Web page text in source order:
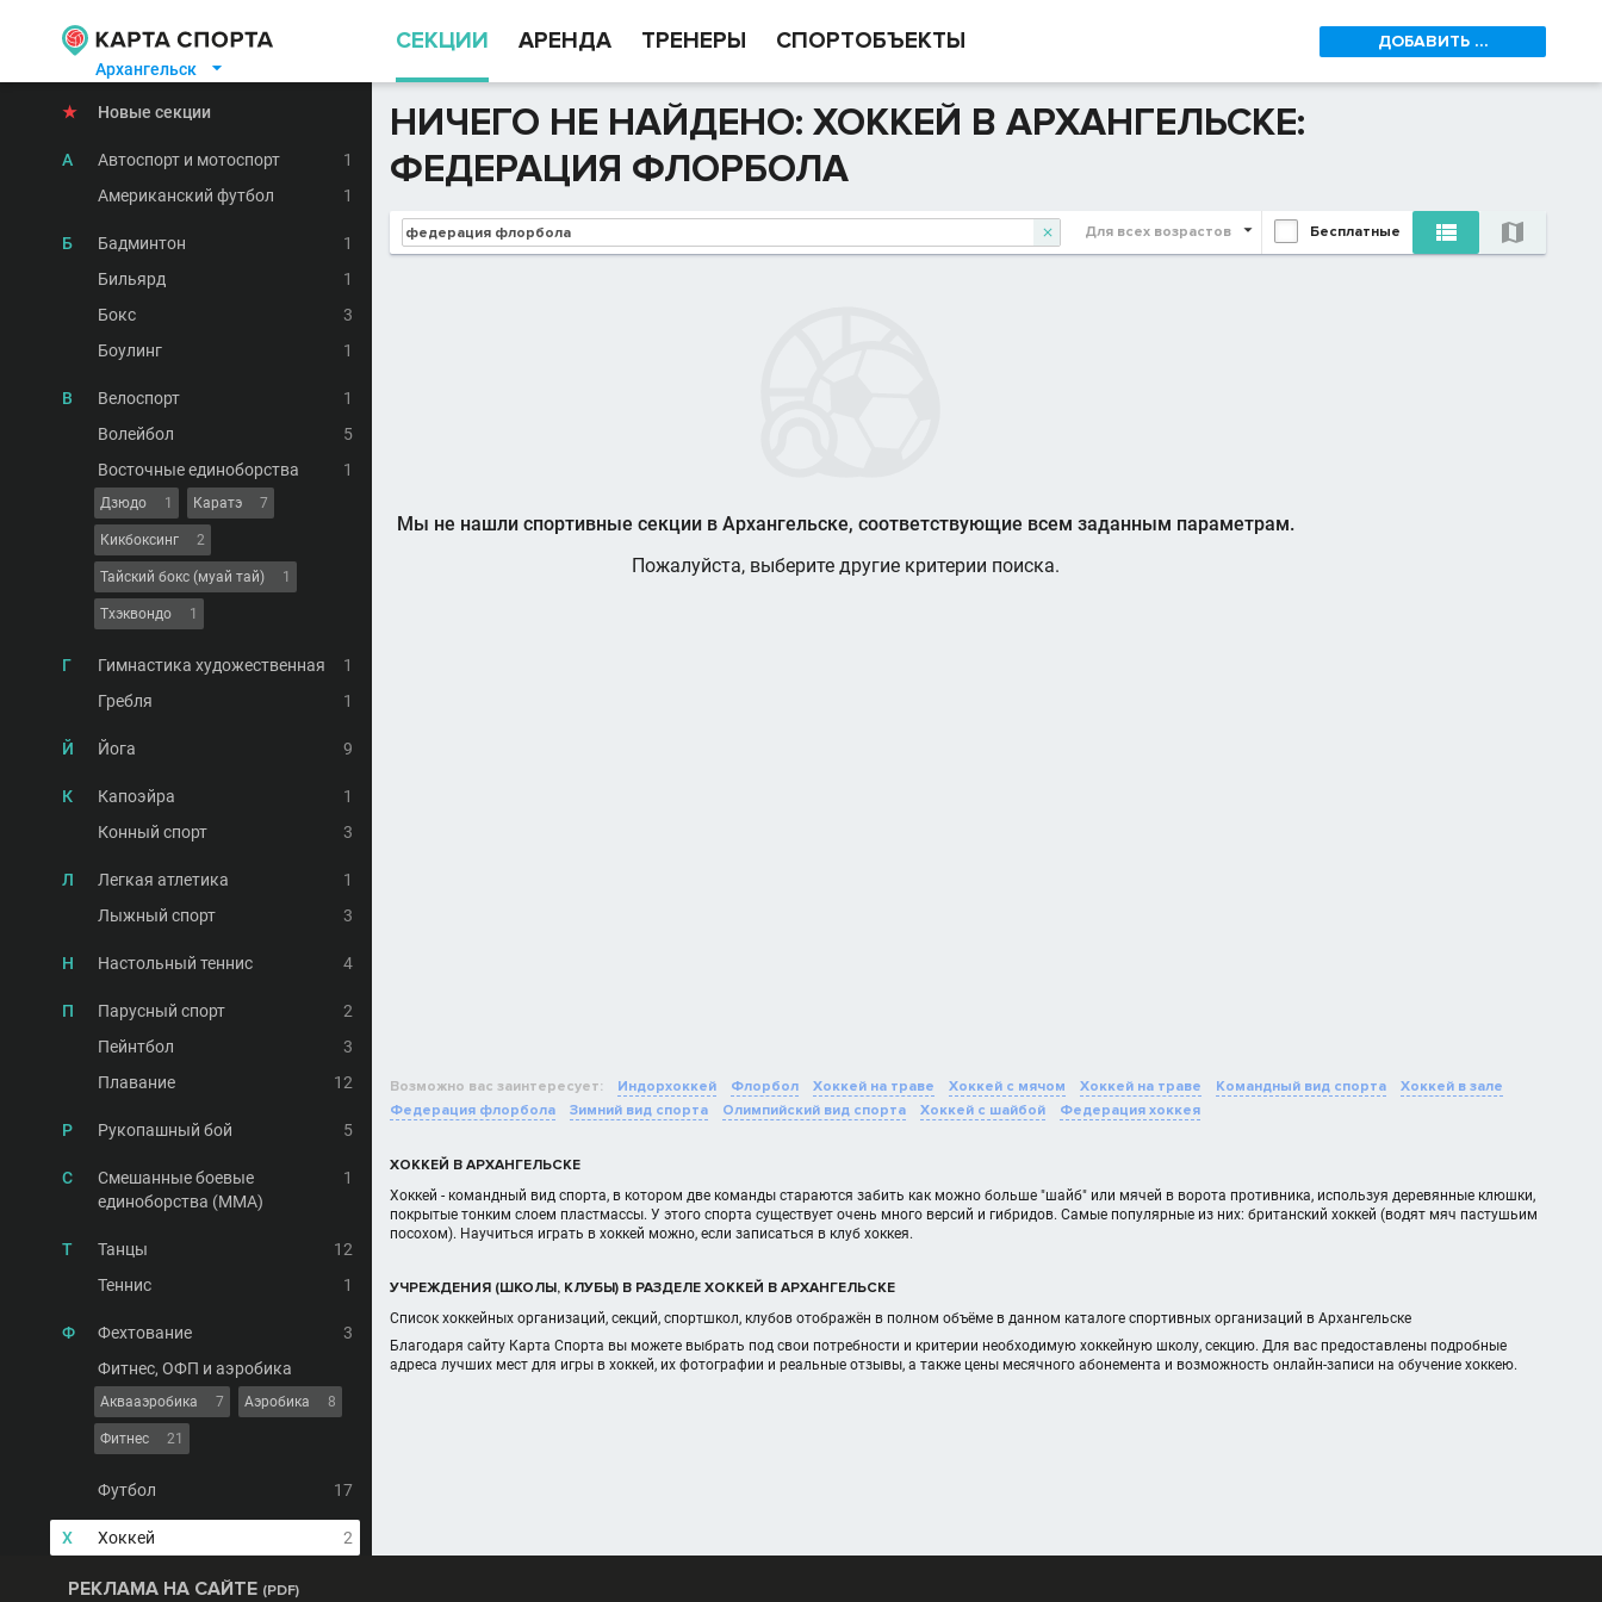
Архангельск 
СЕКЦИИ АРЕНДА ТРЕНЕРЫ СПОРТОБЪЕКТЫ ДОБАВИТЬ ...
★ Новые секции
А Автоспорт и мотоспорт
1
Американский футбол
1
Б Бадминтон
1
Бильярд
1
Бокс
3
Боулинг
1
В Велоспорт
1
Волейбол
5
Восточные единоборства
1
Дзюдо 1 Каратэ 7
Кикбоксинг 2
Тайский бокс (муай тай) 1
Тхэквондо 1
Г Гимнастика художественная
1
Гребля
1
Й Йога 9
К Капоэйра
1
Конный спорт
3
Л Легкая атлетика
1
Лыжный спорт
3
Н Настольный теннис 4
П Парусный спорт
2
Пейнтбол
3
Плавание
12
Р Рукопашный бой 5
С
Смешанные боевые
единоборства (MMA)
1
Т Танцы
12
Теннис
1
Ф Фехтование
3
Фитнес, ОФП и аэробика
Аквааэробика 7 Аэробика 8
Фитнес 21
Футбол 17
Х Хоккей 2
НИЧЕГО НЕ НАЙДЕНО: ХОККЕЙ В АРХАНГЕЛЬСКЕ:
ФЕДЕРАЦИЯ ФЛОРБОЛА
 Для всех возрастов Бесплатные  
Мы не нашли спортивные секции в Архангельске, соответствующие всем заданным параметрам.
Пожалуйста, выберите другие критерии поиска.
Возможно вас заинтересует: Индорхоккей Флорбол Хоккей на траве Хоккей с мячом Хоккей на траве Командный вид спорта
Хоккей в зале
Федерация флорбола
Зимний вид спорта Олимпийский вид спорта Хоккей с шайбой Федерация хоккея
ХОККЕЙ В АРХАНГЕЛЬСКЕ
Хоккей - командный вид спорта, в котором две команды стараются забить как можно больше "шайб" или мячей в ворота противника, используя деревянные клюшки,
покрытые тонким слоем пластмассы. У этого спорта существует очень много версий и гибридов. Самые популярные из них: британский хоккей (водят мяч пастушьим
посохом). Научиться играть в хоккей можно, если записаться в клуб хоккея.
УЧРЕЖДЕНИЯ (ШКОЛЫ, КЛУБЫ) В РАЗДЕЛЕ ХОККЕЙ В АРХАНГЕЛЬСКЕ
Список хоккейных организаций, секций, спортшкол, клубов отображён в полном объёме в данном каталоге спортивных организаций в Архангельске
Благодаря сайту Карта Спорта вы можете выбрать под свои потребности и критерии необходимую хоккейную школу, секцию. Для вас предоставлены подробные
адреса лучших мест для игры в хоккей, их фотографии и реальные отзывы, а также цены месячного абонемента и возможность онлайн-записи на обучение хоккею.
РЕКЛАМА НА САЙТЕ (PDF)